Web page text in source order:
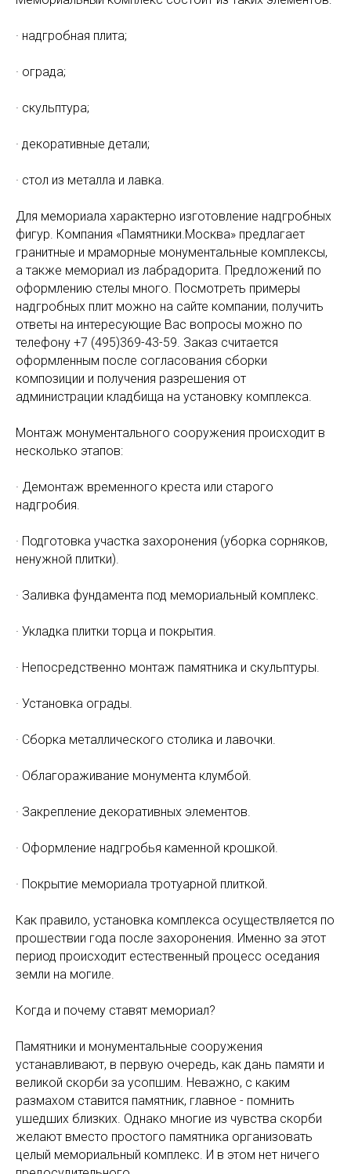
· надгробная плита;
· ограда;
· скульптура;
· декоративные детали;
· стол из металла и лавка.
Для мемориала характерно изготовление надгробных
фигур. Компания «Памятники.Москва» предлагает
гранитные и мраморные монументальные комплексы,
а также мемориал из лабрадорита. Предложений по
оформлению стелы много. Посмотреть примеры
надгробных плит можно на сайте компании, получить
ответы на интересующие Вас вопросы можно по
телефону +7 (495)369-43-59. Заказ считается
оформленным после согласования сборки
композиции и получения разрешения от
администрации кладбища на установку комплекса.
Монтаж монументального сооружения происходит в
несколько этапов:
· Демонтаж временного креста или старого
надгробия.
· Подготовка участка захоронения (уборка сорняков,
ненужной плитки).
· Заливка фундамента под мемориальный комплекс.
· Укладка плитки торца и покрытия.
· Непосредственно монтаж памятника и скульптуры.
· Установка ограды.
· Сборка металлического столика и лавочки.
· Облагораживание монумента клумбой.
· Закрепление декоративных элементов.
· Оформление надгробья каменной крошкой.
· Покрытие мемориала тротуарной плиткой.
Как правило, установка комплекса осуществляется по
прошествии года после захоронения. Именно за этот
период происходит естественный процесс оседания
земли на могиле.
Когда и почему ставят мемориал?
Памятники и монументальные сооружения
устанавливают, в первую очередь, как дань памяти и
великой скорби за усопшим. Неважно, с каким
размахом ставится памятник, главное - помнить
ушедших близких. Однако многие из чувства скорби
желают вместо простого памятника организовать
целый мемориальный комплекс. И в этом нет ничего